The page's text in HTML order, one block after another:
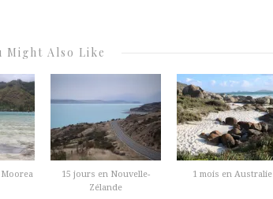
Might Also Like
15 jours en Nouvelle-
Zélande
1 mois en Australie